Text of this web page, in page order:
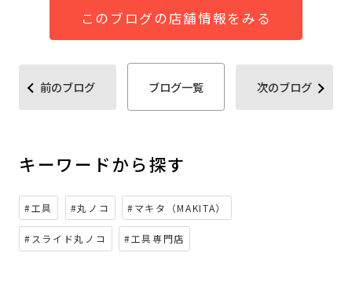
このブログの店舗情報をみる
前のブログ ブログ一覧 次のブログ
キーワードから探す
#工具 #丸ノコ #マキタ（MAKITA）
#スライド丸ノコ #工具専門店